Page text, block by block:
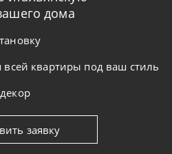
дома
квартиры под ваш стиль
заявку